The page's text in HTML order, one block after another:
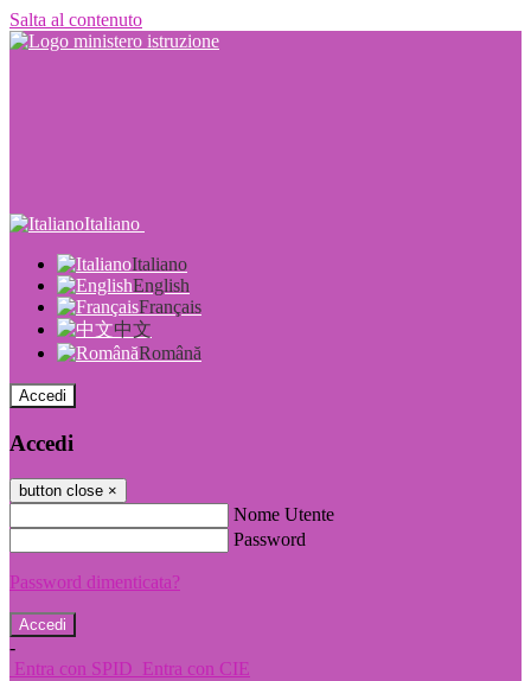
Salta al contenuto
Italiano
Italiano
English
Français
中文
Română
Accedi
Accedi
button close ×
Nome Utente
Password
Password dimenticata?
-
Entra con SPID Entra con CIE